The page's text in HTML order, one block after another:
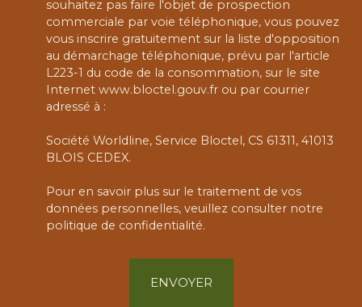
souhaitez pas faire l'objet de prospection
commerciale par voie téléphonique, vous pouvez
vous inscrire gratuitement sur la liste d'opposition
au démarchage téléphonique, prévu par l'article
L223-1 du code de la consommation, sur le site
Internet www.bloctel.gouv.fr ou par courrier
adressé à :
Société Worldline, Service Bloctel, CS 61311, 41013
BLOIS CEDEX.
Pour en savoir plus sur le traitement de vos
données personnelles, veuillez consulter notre
politique de confidentialité.
ENVOYER